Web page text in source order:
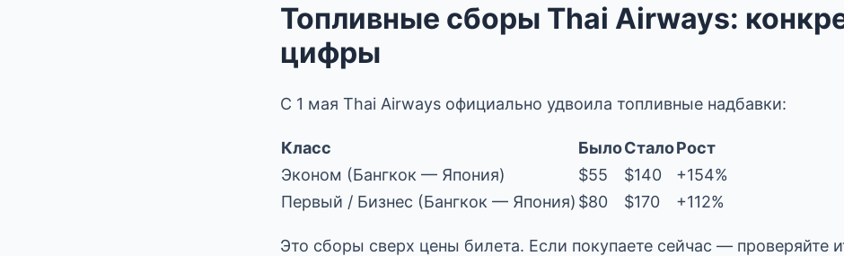
Топливные сборы Thai Airways:
цифры
С 1 мая Thai Airways официально удвоила топливные надбавки:
Класс БылоСталоРост
Эконом (Бангкок — Япония)
$55 $140
+154%
Первый / Бизнес (Бангкок — Япония) $80 $170 +112%
Это сборы сверх цены билета. Если покупаете сейчас — проверяйте